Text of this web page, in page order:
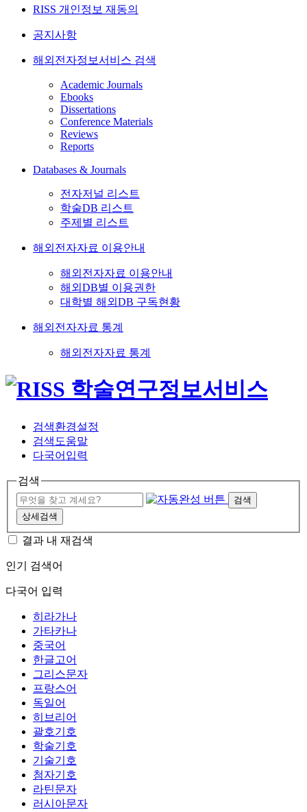
RISS 개인정보 재동의
공지사항
해외전자정보서비스 검색
Academic Journals
Ebooks
Dissertations
Conference Materials
Reviews
Reports
Databases & Journals
전자저널 리스트
학술DB 리스트
주제별 리스트
해외전자자료 이용안내
해외전자자료 이용안내
해외DB별 이용권한
대학별 해외DB 구독현황
해외전자자료 통계
해외전자자료 통계
검색환경설정
검색도움말
다국어입력
검색
검색
상세검색
결과 내 재검색
인기 검색어
다국어 입력
히라가나
가타카나
중국어
한글고어
그리스문자
프랑스어
독일어
히브리어
괄호기호
학술기호
기술기호
첨자기호
라틴문자
러시아문자